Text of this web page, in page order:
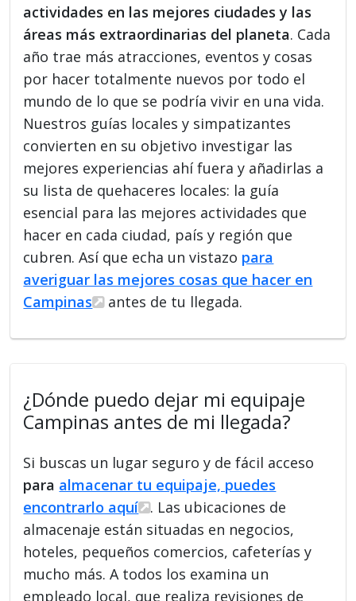
actividades en las mejores ciudades y las
áreas más extraordinarias del planeta. Cada
año trae más atracciones, eventos y cosas
por hacer totalmente nuevos por todo el
mundo de lo que se podría vivir en una vida.
Nuestros guías locales y simpatizantes
convierten en su objetivo investigar las
mejores experiencias ahí fuera y añadirlas a
su lista de quehaceres locales: la guía
esencial para las mejores actividades que
hacer en cada ciudad, país y región que
cubren. Así que echa un vistazo para
averiguar las mejores cosas que hacer en
Campinas
antes de tu llegada.
¿Dónde puedo dejar mi equipaje
Campinas antes de mi llegada?
Si buscas un lugar seguro y de fácil acceso
para almacenar tu equipaje, puedes
encontrarlo aquí
. Las ubicaciones de
almacenaje están situadas en negocios,
hoteles, pequeños comercios, cafeterías y
mucho más. A todos los examina un
empleado local, que realiza revisiones de